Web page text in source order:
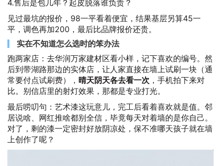
4.售后是包几年？起皮脱落谁负责？
见过最坑的报价，98一平看着便宜，结果基层另算45一
平，调色再加200，最后比品牌报价还贵。
实在不知道怎么选时的笨办法
跑两家店：去华润万家建材区看小样，记下喜欢的编号。然
后到带湖路那边的实体店，让人家直接在墙上试刷一块（通
常要付点试刷费）， 晴天阴天各去看一次 ，手机拍下来对
比。别信店里的射灯效果，那都是专业打光。
最后唠叨句：艺术漆这玩意儿，完工后看着喜欢就是值。邻
居说啥、网红推啥都别全信，毕竟每天对着墙的是你自己。
对了，剩的漆一定密封好放阴凉处，保不准哪天孩子就在墙
上创作了呢？